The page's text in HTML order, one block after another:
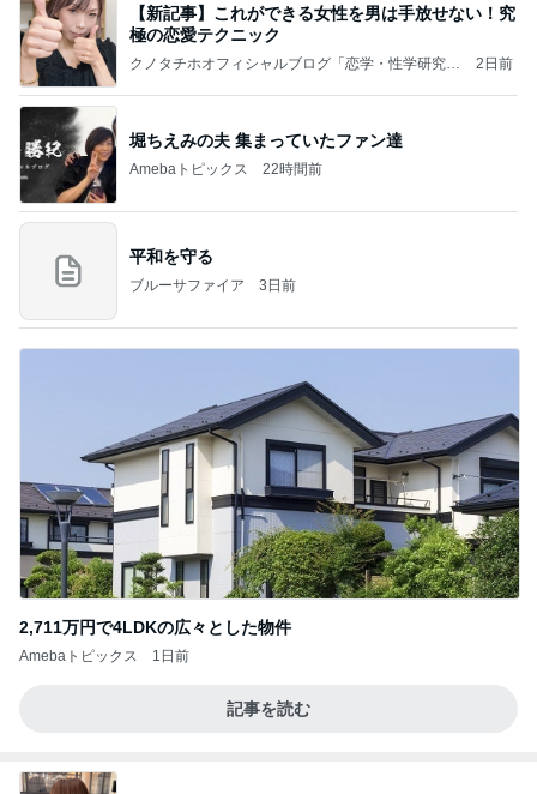
【新記事】これができる女性を男は手放せない！究
極の恋愛テクニック
クノタチホオフィシャルブログ「恋学・性学研究
2日前
堀ちえみの夫 集まっていたファン達
Amebaトピックス 22時間前
平和を守る
ブルーサファイア 3日前
2,711万円で4LDKの広々とした物件
Amebaトピックス 1日前
記事を読む